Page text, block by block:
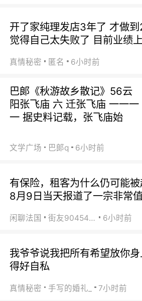
开了家纯理发店3年了 才做
觉得自己太失败了 目前业绩
真情秘密 匿名 6小时前
巴郞《秋游故乡散记》56云
阳张飞庙 六 迁张飞庙 一一一
一 据史料记载，张飞庙始
文学广场 巴郞q 6小时前
有保险，租客为什么仍可能
8月9日当天报道了一宗非常
闲聊法国 街友90454511 6小时前
我爷爷说我把所有希望放你
得好自私
真情秘密 手写的婚礼_ 7小时前